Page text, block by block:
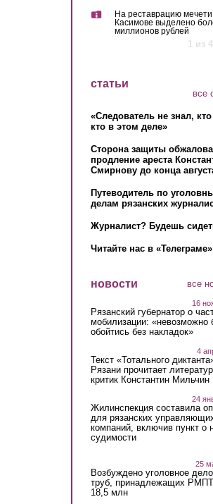
На реставрацию мечети
Касимове выделено
миллионов рублей
1 из
статьи
все
«Следователь не знал, кто
кто в этом деле»
Сторона защиты
продление ареста
Смирнову до конца
Путеводитель по
делам рязанских
Журналист? Будешь
Читайте нас в «Телеграме»
новости все
16
Рязанский губернатор о
мобилизации: «невозможно
обойтись без накладок»
4
Текст «Тотального
Рязани прочитает
критик Константин Мильчин
24
Жилинспекция составила
для рязанских
компаний, включив пункт о
судимости
25
Возбуждено уголовное
труб, принадлежащих
18,5 млн